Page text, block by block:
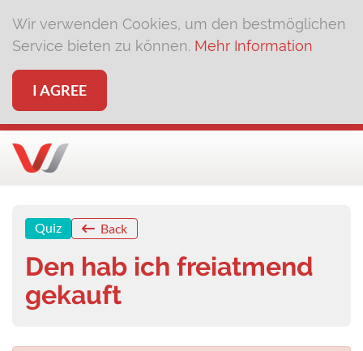
Wir verwenden Cookies, um den bestmöglichen
Service bieten zu können. Mehr Information
I AGREE
Quiz Back
Den hab ich freiatmend
gekauft